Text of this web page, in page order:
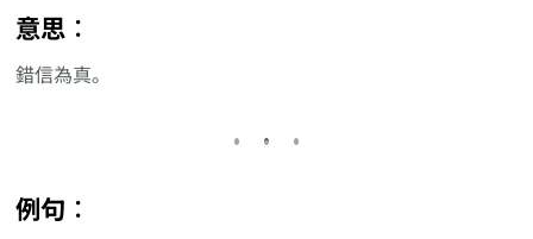
意思︰
錯信為真。
例句︰